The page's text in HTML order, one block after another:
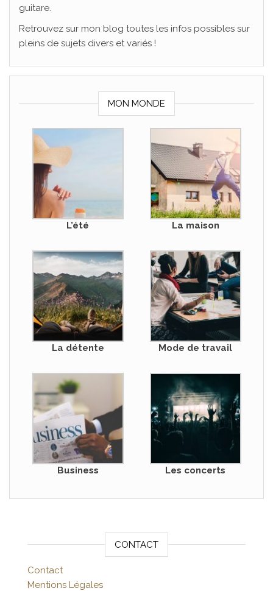
guitare.
Retrouvez sur mon blog toutes les infos possibles sur
pleins de sujets divers et variés !
MON MONDE
L’été La maison
La détente Mode de travail
Business Les concerts
CONTACT
Contact
Mentions Légales